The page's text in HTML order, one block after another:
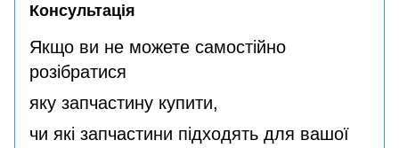
Консультація
Якщо ви не можете самостійно
розібратися
яку запчастину купити,
чи які запчастини підходять для вашої